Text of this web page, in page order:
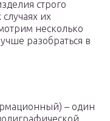
строго
их
несколько
разобраться в
– один